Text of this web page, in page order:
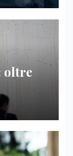
oltre